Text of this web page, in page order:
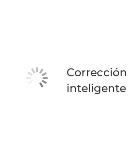
Corrección
inteligente